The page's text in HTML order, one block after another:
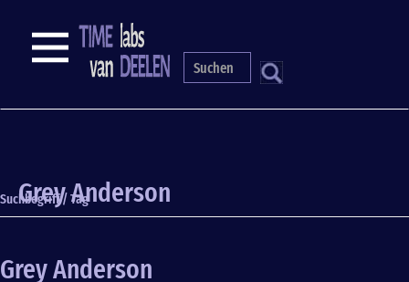
S
NAVIGATION
Grey Anderson
Suchbegriff / Tag
Grey Anderson